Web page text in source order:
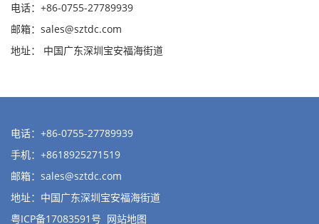
电话：+86-0755-27789939
邮箱： sales@sztdc.com
地址： 中国广东深圳宝安福海街道
电话：+86-0755-27789939
手机：+8618925271519
邮箱： sales@sztdc.com
地址：中国广东深圳宝安福海街道
粤ICP备17083591号 网站地图